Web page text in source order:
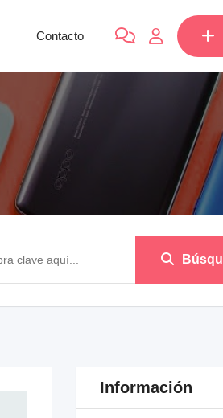
Contacto
Información